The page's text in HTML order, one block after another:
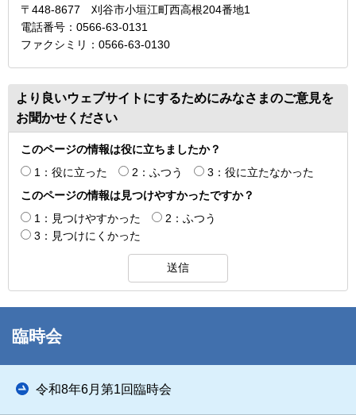
〒448-8677 刈谷市小垣江町西高根204番地1
電話番号：0566-63-0131
ファクシミリ：0566-63-0130
より良いウェブサイトにするためにみなさまのご意見を
お聞かせください
このページの情報は役に立ちましたか？
1：役に立った
2：ふつう
3：役に立たなかった
このページの情報は見つけやすかったですか？
1：見つけやすかった
2：ふつう
3：見つけにくかった
臨時会
令和8年6月第1回臨時会